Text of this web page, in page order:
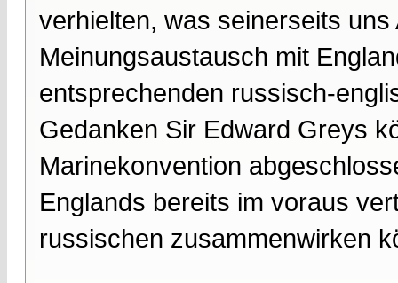
verhielten, was seinerseits
Meinungsaustausch mit
entsprechenden russisch-
Gedanken Sir Edward Greys
Marinekonvention
Englands bereits im voraus
russischen zusammenwirken